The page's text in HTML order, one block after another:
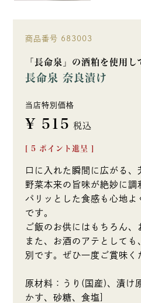
商品番号 683003
「長命泉」の酒粕を使用し
長命泉 奈良漬け
当店特別価格
¥ 515 税込
5 ポイント進呈 ]
口に入れた瞬間に広がる、
野菜本来の旨味が絶妙に調
パリッとした食感も心地よ
です。
ご飯のお供にはもちろん、
また、お酒のアテとして
別です。ぜひ一度ご賞味く
原材料：うり(国産)、漬け
かす、砂糖、食塩]